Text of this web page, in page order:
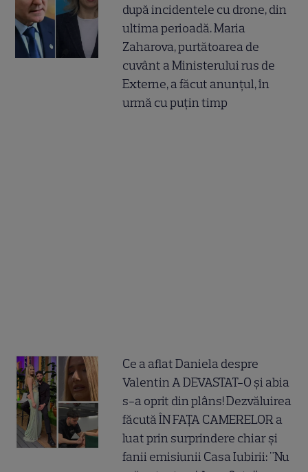
după incidentele cu drone, din
ultima perioadă. Maria
Zaharova, purtătoarea de
cuvânt a Ministerului rus de
Externe, a făcut anunțul, în
urmă cu puțin timp
Ce a aflat Daniela despre
Valentin A DEVASTAT-O și abia
s-a oprit din plâns! Dezvăluirea
făcută ÎN FAȚA CAMERELOR a
luat prin surprindere chiar și
fanii emisiunii Casa Iubirii: "Nu